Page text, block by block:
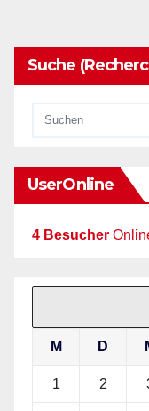
Suche
UserOnline
4 Besucher
M D
1 2